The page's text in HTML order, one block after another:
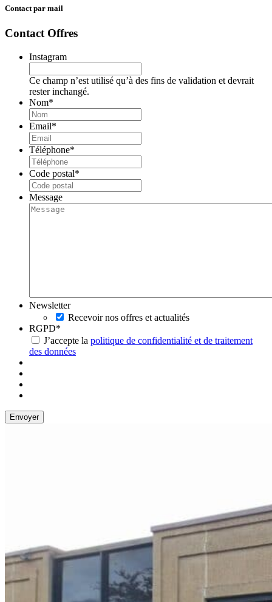
Contact par mail
Contact Offres
Instagram
Ce champ n’est utilisé qu’à des fins de validation et devrait
rester inchangé.
Nom*
Email*
Téléphone*
Code postal*
Message
Newsletter
Recevoir nos offres et actualités
RGPD*
J’accepte la politique de confidentialité et de traitement
des données